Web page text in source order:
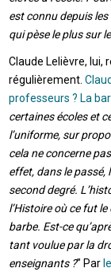
est connu depuis les
qui pèse le plus sur
Claude Lelièvre, lui,
régulièrement.
professeurs ? La
certaines écoles et
l’uniforme, sur
cela ne concerne
effet, dans le passé,
second degré.
l’Histoire où ce fut
barbe. Est-ce
tant voulue par la
enseignants ?” Par